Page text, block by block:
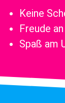
Keine
Freude
Spaß am